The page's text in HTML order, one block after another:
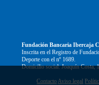
Fundación Bancaria Ibercaja
Inscrita en el Registro de
Deporte con el nº 1689.
Domicilio social: Joaquín Costa,
Contacto Aviso legal